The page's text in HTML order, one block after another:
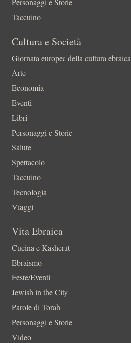
Personaggi e Storie
Taccuino
Cultura e Società
Giornata europea della cultura ebraica
Arte
Economia
Eventi
Libri
Personaggi e Storie
Salute
Spettacolo
Taccuino
Tecnologia
Viaggi
Vita Ebraica
Cucina e Kasherut
Ebraismo
Feste/Eventi
Jewish in the City
Parole di Torah
Personaggi e Storie
Video